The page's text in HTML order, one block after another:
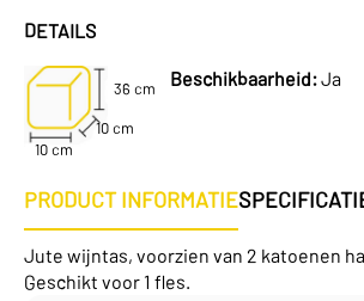
DETAILS
36 cm
10 cm
10 cm
Beschikbaarheid:Ja
PRODUCT INFORMATIE
Jute wijntas, voorzien van 2 katoenen
Geschikt voor 1 fles.